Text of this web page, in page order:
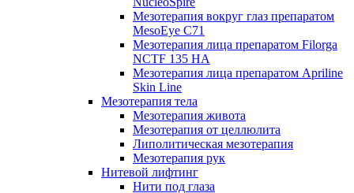
Мезотерапия вокруг глаз препаратом
MesoEye С71
Мезотерапия лица препаратом Filorga
NCTF 135 HA
Мезотерапия лица препаратом Apriline
Skin Line
Мезотерапия тела
Мезотерапия живота
Мезотерапия от целлюлита
Липолитическая мезотерапия
Мезотерапия рук
Нитевой лифтинг
Нити под глаза